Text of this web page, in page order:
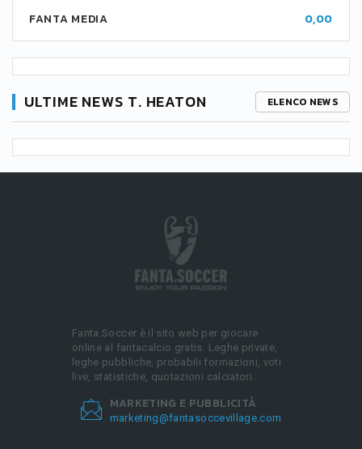
FANTA MEDIA 0,00
ULTIME NEWS T. HEATON ELENCO NEWS
Fanta.Soccer è il sito web per giocare
online al fantacalcio gratis. Leghe private,
leghe pubbliche, probabili formazioni, voti
live, statistiche, quotazioni calciatori.
MARKETING E PUBBLICITÀ
marketing@fantasoccevillage.com